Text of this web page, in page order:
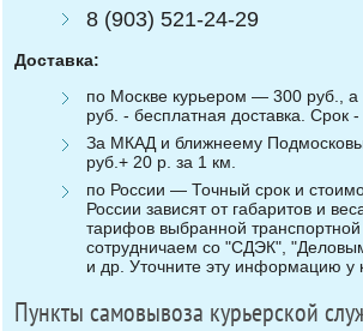
8 (903) 521-24-29
Доставка:
по Москве курьером — 300 руб., а
руб. - бесплатная доставка. Срок
За МКАД и ближнеему
руб.+ 20 р. за 1 км.
по России — Точный срок и
России зависят от габаритов и
тарифов выбранной
сотрудничаем со "СДЭК",
и др. Уточните эту информацию у
Пункты самовывоза курьерской